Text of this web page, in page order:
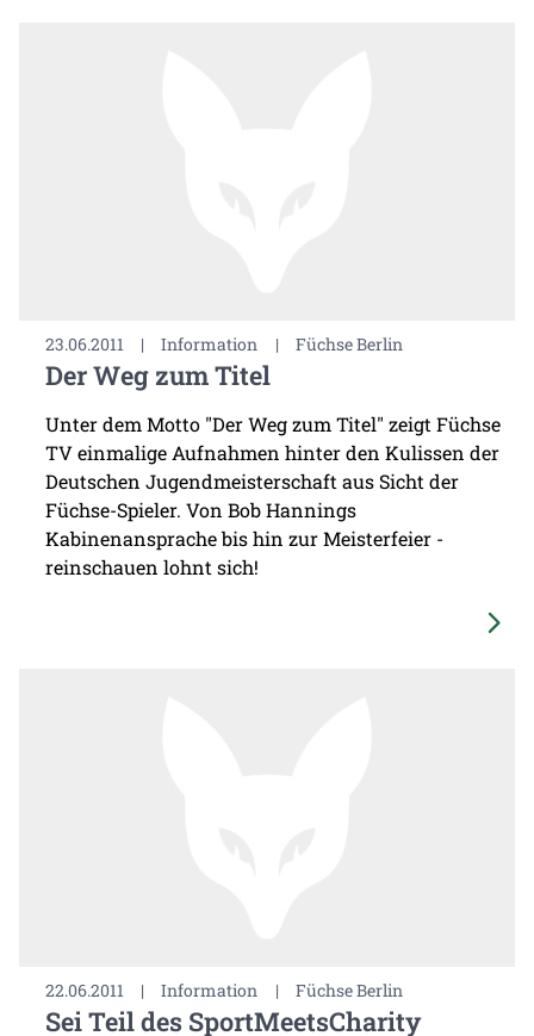
23.06.2011 | Information | Füchse Berlin
Der Weg zum Titel
Unter dem Motto "Der Weg zum Titel" zeigt Füchse
TV einmalige Aufnahmen hinter den Kulissen der
Deutschen Jugendmeisterschaft aus Sicht der
Füchse-Spieler. Von Bob Hannings
Kabinenansprache bis hin zur Meisterfeier -
reinschauen lohnt sich!
22.06.2011 | Information | Füchse Berlin
Sei Teil des SportMeetsCharity